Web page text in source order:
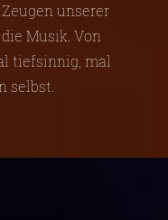
unserer
Musik. Von
tiefsinnig, mal
selbst.